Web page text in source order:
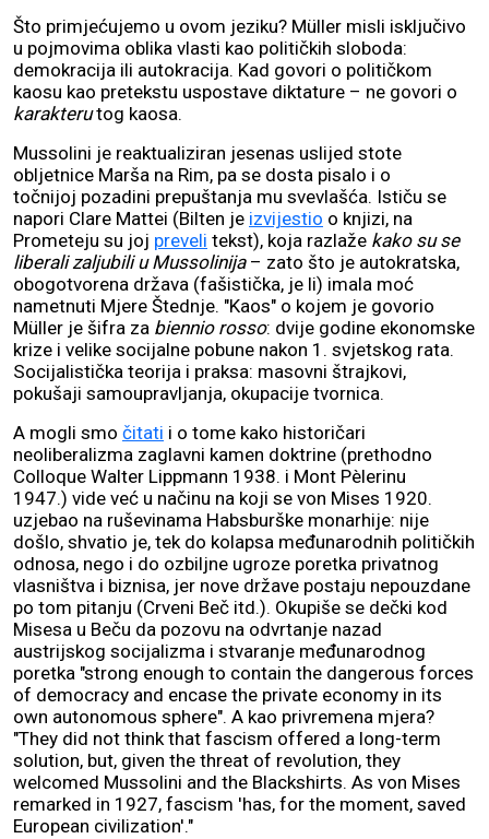
Što primjećujemo u ovom jeziku? Müller misli isključivo
u pojmovima oblika vlasti kao političkih sloboda:
demokracija ili autokracija. Kad govori o političkom
kaosu kao pretekstu uspostave diktature – ne govori o
karakterutog kaosa.
Mussolini je reaktualiziran jesenas uslijed stote
obljetnice Marša na Rim, pa se dosta pisalo i o
točnijoj pozadini prepuštanja mu svevlašća. Ističu se
napori Clare Mattei (Bilten je izvijestio o knjizi, na
Prometeju su joj preveli tekst), koja razlaže kako su se
liberali zaljubili u Mussolinija– zato što je autokratska,
obogotvorena država (fašistička, je li) imala moć
nametnuti Mjere Štednje. "Kaos" o kojem je govorio
Müller je šifra za biennio rosso: dvije godine ekonomske
krize i velike socijalne pobune nakon 1. svjetskog rata.
Socijalistička teorija i praksa: masovni štrajkovi,
pokušaji samoupravljanja, okupacije tvornica.
A mogli smo čitati i o tome kako historičari
neoliberalizma zaglavni kamen doktrine (prethodno
Colloque Walter Lippmann 1938. i Mont Pèlerinu
1947.) vide već u načinu na koji se von Mises 1920.
uzjebao na ruševinama Habsburške monarhije: nije
došlo, shvatio je, tek do kolapsa međunarodnih političkih
odnosa, nego i do ozbiljne ugroze poretka privatnog
vlasništva i biznisa, jer nove države postaju nepouzdane
po tom pitanju (Crveni Beč itd.). Okupiše se dečki kod
Misesa u Beču da pozovu na odvrtanje nazad
austrijskog socijalizma i stvaranje međunarodnog
poretka "strong enough to contain the dangerous forces
of democracy and encase the private economy in its
own autonomous sphere". A kao privremena mjera?
"They did not think that fascism offered a long-term
solution, but, given the threat of revolution, they
welcomed Mussolini and the Blackshirts. As von Mises
remarked in 1927, fascism 'has, for the moment, saved
European civilization'."